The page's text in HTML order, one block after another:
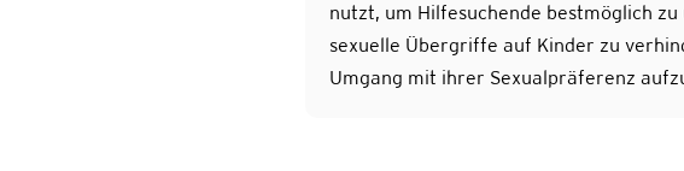
nutzt, um Hilfesuchende bestmöglich
sexuelle Übergriffe auf Kinder zu
Umgang mit ihrer Sexualpräferenz